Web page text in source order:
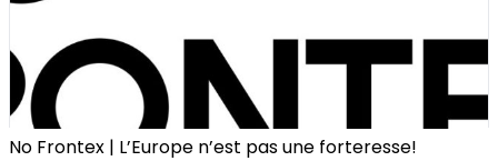
No Frontex | L’Europe n’est pas une forteresse!